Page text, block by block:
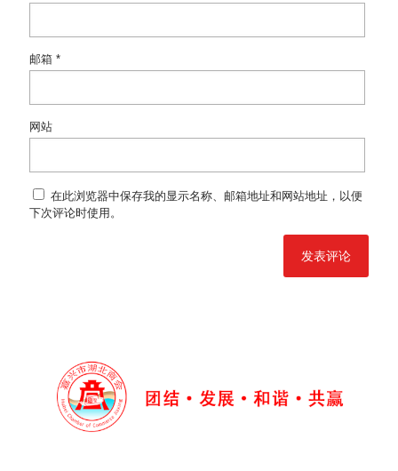
邮箱 *
网站
在此浏览器中保存我的显示名称、邮箱地址和网站地址，以便
下次评论时使用。